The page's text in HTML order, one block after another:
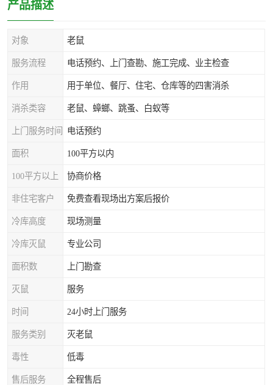
产品描述
对象 老鼠
服务流程 电话预约、上门查勘、施工完成、业主检查
作用 用于单位、餐厅、住宅、仓库等的四害消杀
消杀类容 老鼠、蟑螂、跳蚤、白蚁等
上门服务时间 电话预约
面积 100平方以内
100平方以上 协商价格
非住宅客户 免费查看现场出方案后报价
冷库高度 现场测量
冷库灭鼠 专业公司
面积数 上门勘查
灭鼠 服务
时间 24小时上门服务
服务类别 灭老鼠
毒性 低毒
售后服务 全程售后